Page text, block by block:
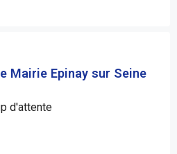
Mairie Epinay sur Seine
d'attente